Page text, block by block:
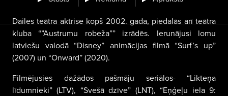
Dailes teātra aktrise kopš 2002. gada, piedalās arī teātra
kluba “”Austrumu robeža”” izrādēs. Ierunājusi lomu
latviešu valodā “Disney” animācijas filmā “Surf’s up”
(2007) un “Onward” (2020).
Filmējusies dažādos pašmāju seriālos- “Likteņa
līdumnieki” (LTV), “Svešā dzīve” (LNT), “Eņģeļu iela 9: